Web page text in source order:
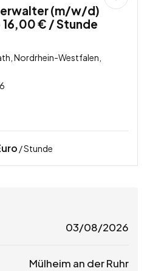
(m/w/d)
16,00 € / Stunde
Nordrhein-Westfalen,
/ Stunde
03/08/2026
Mülheim an der Ruhr